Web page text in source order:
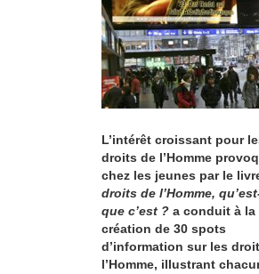
L’intérêt croissant pour
droits de l’Homme
chez les jeunes par le
droits de l’Homme,
que c’est ? a conduit à la
création de 30 spots
d’information sur les
l’Homme, illustrant